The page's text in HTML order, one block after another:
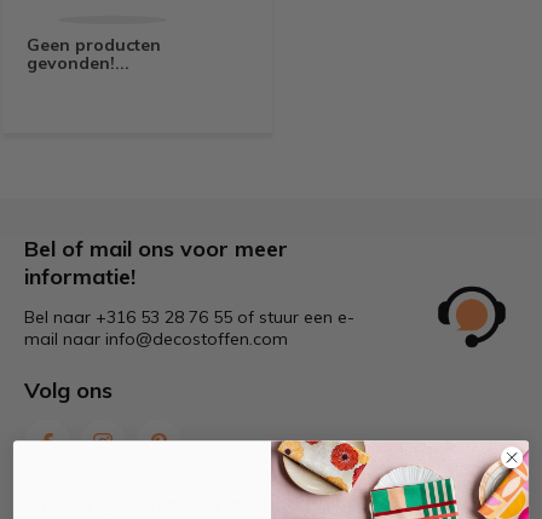
Geen producten
gevonden!...
Bel of mail ons voor meer
informatie!
Bel naar +316 53 28 76 55 of stuur een e-
mail naar info@decostoffen.com
Volg ons
Ontvang de nieuwste aanbiedingen en